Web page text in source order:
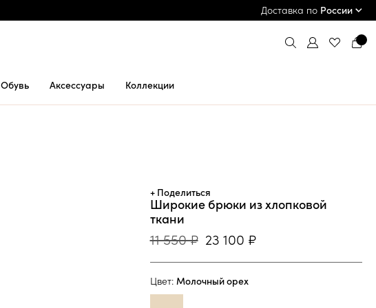
ПРИМЕРКА И ОПЛАТА ПРИ ПОЛУЧЕНИИ*
Доставка по России
Обувь Аксессуары Коллекции
+ Поделиться
Широкие брюки из хлопковой
ткани
11 550 ₽ 23 100 ₽
Цвет: Молочный орех